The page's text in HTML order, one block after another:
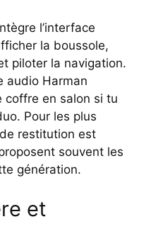
l’interface
la boussole,
piloter la navigation.
audio Harman
coffre en salon si tu
Pour les plus
restitution est
souvent les
génération.
et